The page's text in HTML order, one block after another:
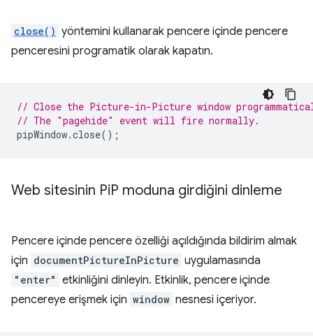
close() yöntemini kullanarak pencere içinde pencere
penceresini programatik olarak kapatın.
// Close the Picture-in-Picture window
// The "pagehide" event will fire normally.
pipWindow.close();
Web sitesinin PiP moduna girdiğini dinleme
Pencere içinde pencere özelliği açıldığında bildirim almak
için documentPictureInPicture uygulamasında
"enter" etkinliğini dinleyin. Etkinlik, pencere içinde
pencereye erişmek için window nesnesi içeriyor.